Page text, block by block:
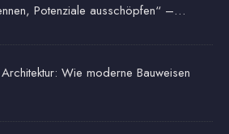
Potenziale ausschöpfen“ –…
Wie moderne Bauweisen